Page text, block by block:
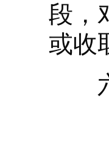
段，
或收
六
（